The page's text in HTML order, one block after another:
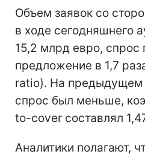
Объем заявок со
в ходе сегодняшнего
15,2 млрд евро, спрос
предложение в 1,7
ratio). На предыдущем
спрос был меньше,
to-cover составлял
Аналитики полагают,